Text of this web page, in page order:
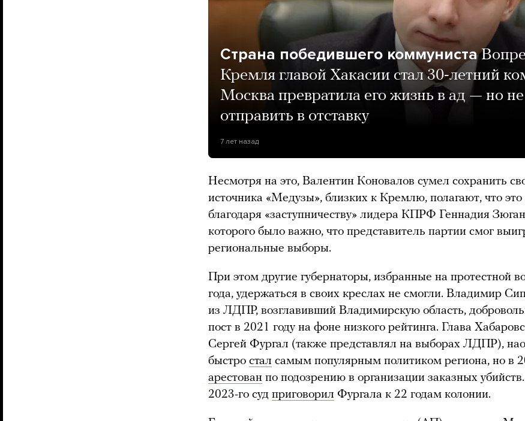
Страна победившего коммуниста
Кремля главой Хакасии стал 30-летний
Москва превратила его жизнь в ад — но
отправить в отставку
7 лет назад
Несмотря на это, Валентин Коновалов сумел сохранить
источника «Медузы», близких к Кремлю, полагают, что
благодаря «заступничеству» лидера КПРФ Геннадия
которого было важно, что представитель партии смог
региональные выборы.
При этом другие губернаторы, избранные на протестной
года, удержаться в своих креслах не смогли. Владимир
из ЛДПР, возглавивший Владимирскую область,
пост в 2021 году на фоне низкого рейтинга. Глава
Сергей Фургал (также представлял на выборах ЛДПР),
быстро стал самым популярным политиком региона, но в
арестован по подозрению в организации заказных
2023-го суд приговорил Фургала к 22 годам колонии.